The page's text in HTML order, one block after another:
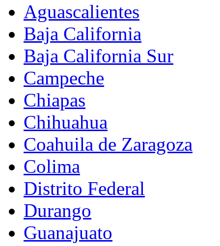
Aguascalientes
Baja California
Baja California Sur
Campeche
Chiapas
Chihuahua
Coahuila de Zaragoza
Colima
Distrito Federal
Durango
Guanajuato